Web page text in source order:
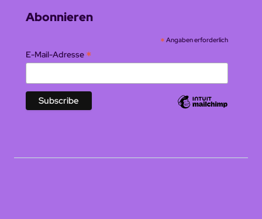
Abonnieren
* Angaben erforderlich
E-Mail-Adresse *